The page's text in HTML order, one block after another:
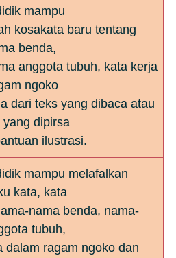
mampu
kosakata baru tentang
benda,
anggota tubuh, kata kerja
ngoko
dari teks yang dibaca atau
yang dipirsa
ilustrasi.
mampu melafalkan
kata, kata
nama benda, nama-
tubuh,
dalam ragam ngoko dan